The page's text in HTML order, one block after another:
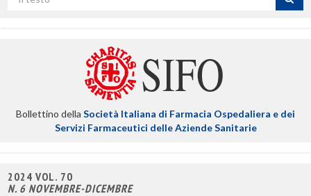
per
Bollettino della Società Italiana di Farmacia Ospedaliera e dei
Servizi Farmaceutici delle Aziende Sanitarie
2024 VOL. 70
N. 6 NOVEMBRE-DICEMBRE